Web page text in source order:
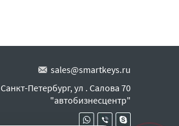
sales@smartkeys.ru
Санкт-Петербург, ул . Салова 70
"автобизнесцентр"